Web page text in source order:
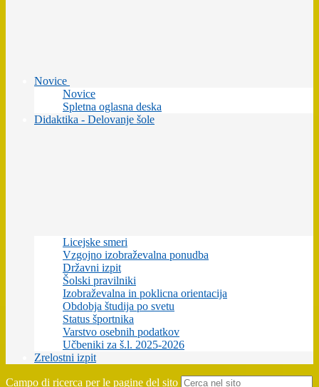
Novice
Novice
Spletna oglasna deska
Didaktika - Delovanje šole
Licejske smeri
Vzgojno izobraževalna ponudba
Državni izpit
Šolski pravilniki
Izobraževalna in poklicna orientacija
Obdobja študija po svetu
Status športnika
Varstvo osebnih podatkov
Učbeniki za š.l. 2025-2026
Zrelostni izpit
Campo di ricerca per le pagine del sito